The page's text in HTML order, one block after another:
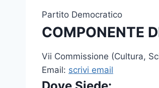
Partito Democratico
COMPONENTE
Vii Commissione (Cultura,
Email: scrivi email